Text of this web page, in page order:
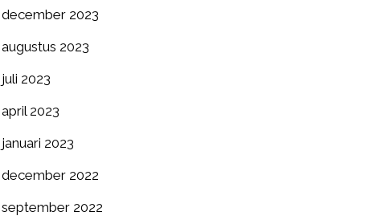
december 2023
augustus 2023
juli 2023
april 2023
januari 2023
december 2022
september 2022